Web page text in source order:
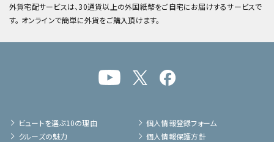
外貨宅配サービスは、30通貨以上の外国紙幣をご自宅にお届けするサービスで
す。 オンラインで簡単に外貨をご購入頂けます。
ビュートを選ぶ10の理由
クルーズの魅力
個人情報登録フォーム
個人情報保護方針